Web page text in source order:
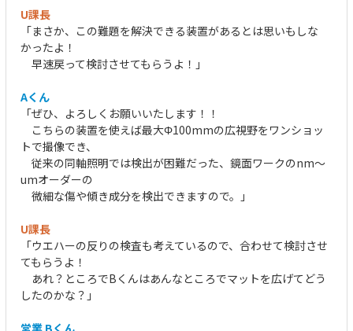
U課長
「まさか、この難題を解決できる装置があるとは思いもしな
かったよ！
早速戻って検討させてもらうよ！」
Aくん
「ぜひ、よろしくお願いいたします！！
こちらの装置を使えば最大Φ100mmの広視野をワンショッ
トで撮像でき、
従来の同軸照明では検出が困難だった、鏡面ワークのnm～
umオーダーの
微細な傷や傾き成分を検出できますので。」
U課長
「ウエハーの反りの検査も考えているので、合わせて検討させ
てもらうよ！
あれ？ところでBくんはあんなところでマットを広げてどう
したのかな？」